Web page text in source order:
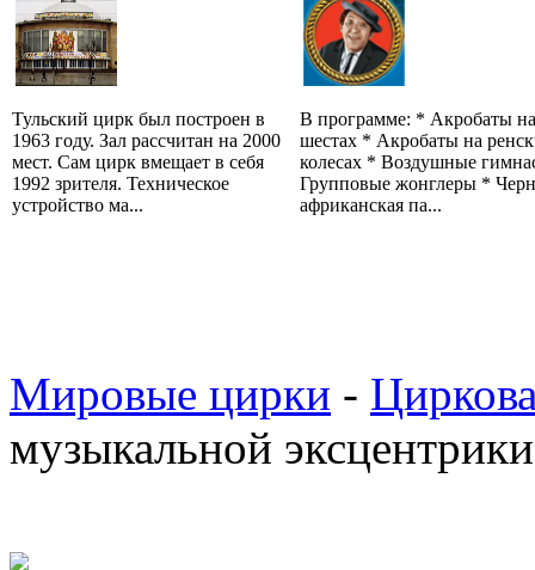
Тульский цирк был построен в
1963 году. Зал рассчитан на 2000
мест. Сам цирк вмещает в себя
1992 зрителя. Техническое
устройство ма...
В программе: * Акробаты на
шестах * Акробаты на
колесах * Воздушные
Групповые жонглеры *
африканская па...
Мировые цирки -
музыкальной эксцентрики